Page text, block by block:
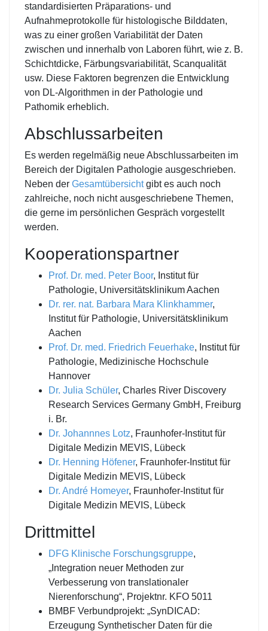
standardisierten Präparations- und
Aufnahmeprotokolle für histologische Bilddaten,
was zu einer großen Variabilität der Daten
zwischen und innerhalb von Laboren führt, wie z. B.
Schichtdicke, Färbungsvariabilität, Scanqualität
usw. Diese Faktoren begrenzen die Entwicklung
von DL-Algorithmen in der Pathologie und
Pathomik erheblich.
Abschlussarbeiten
Es werden regelmäßig neue Abschlussarbeiten im
Bereich der Digitalen Pathologie ausgeschrieben.
Neben der Gesamtübersichtgibt es auch noch
zahlreiche, noch nicht ausgeschriebene Themen,
die gerne im persönlichen Gespräch vorgestellt
werden.
Kooperationspartner
Prof. Dr. med. Peter Boor, Institut für
Pathologie, Universitätsklinikum Aachen
Dr. rer. nat. Barbara Mara Klinkhammer,
Institut für Pathologie, Universitätsklinikum
Aachen
Prof. Dr. med. Friedrich Feuerhake, Institut für
Pathologie, Medizinische Hochschule
Hannover
Dr. Julia Schüler, Charles River Discovery
Research Services Germany GmbH, Freiburg
i. Br.
Dr. Johannnes Lotz, Fraunhofer-Institut für
Digitale Medizin MEVIS, Lübeck
Dr. Henning Höfener, Fraunhofer-Institut für
Digitale Medizin MEVIS, Lübeck
Dr. André Homeyer, Fraunhofer-Institut für
Digitale Medizin MEVIS, Lübeck
Drittmittel
DFG Klinische Forschungsgruppe,
„Integration neuer Methoden zur
Verbesserung von translationaler
Nierenforschung“, Projektnr. KFO 5011
BMBF Verbundprojekt: „SynDICAD:
Erzeugung Synthetischer Daten für die